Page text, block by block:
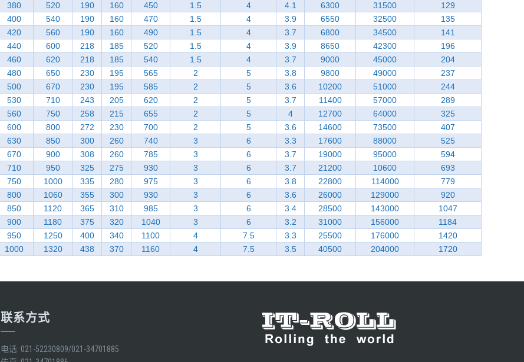
380 520 190 160 450 1.5 4 4.1 6300 31500
129
400 540 190 160 470 1.5 4 3.9 6550 32500
135
420 560 190 160 490 1.5 4 3.7 6800 34500
141
440 600 218 185 520 1.5 4 3.9 8650 42300
196
460 620 218 185 540 1.5 4 3.7 9000 45000
204
480 650 230 195 565 2 5 3.8 9800 49000
237
500 670 230 195 585 2 5 3.6 10200 51000
244
530 710 243 205 620 2 5 3.7 11400 57000
289
560 750 258 215 655 2 5 4 12700 64000
325
600 800 272 230 700 2 5 3.6 14600 73500
407
630 850 300 260 740 3 6 3.3 17600 88000
525
670 900 308 260 785 3 6 3.7 19000 95000
594
710 950 325 275 930 3 6 3.7 21200 10600
693
750 1000 335 280 975 3 6 3.8 22800 114000
779
800 1060 355 300 930 3 6 3.6 26000 129000
920
850 1120 365 310 985 3 6 3.4 28500 143000
1047
900 1180 375 320 1040 3 6 3.2 31000 156000
1184
950 1250 400 340 1100 4 7.5 3.3 25500 176000
1420
1000 1320 438 370 1160 4 7.5 3.5 40500 204000 1720
联系方式
电话: 021-52230809/021-34701885